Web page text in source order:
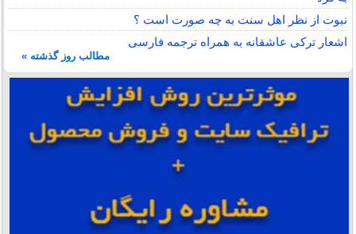
نبوت از نظر اهل سنت به چه صورت است ؟
اشعار ترکی عاشقانه به همراه ترجمه فارسی
مطالب روز گذشته »